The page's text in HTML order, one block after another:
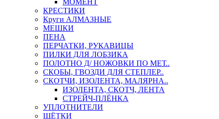
МОМЕНТ
КРЕСТИКИ
Круги АЛМАЗНЫЕ
МЕШКИ
ПЕНА
ПЕРЧАТКИ, РУКАВИЦЫ
ПИЛКИ ДЛЯ ЛОБЗИКА
ПОЛОТНО Д/ НОЖОВКИ ПО МЕТ..
СКОБЫ, ГВОЗДИ ДЛЯ СТЕПЛЕР..
СКОТЧИ, ИЗОЛЕНТА, МАЛЯРНА..
ИЗОЛЕНТА, СКОТЧ, ЛЕНТА
СТРЕЙЧ-ПЛЁНКА
УПЛОТНИТЕЛИ
ЩЁТКИ